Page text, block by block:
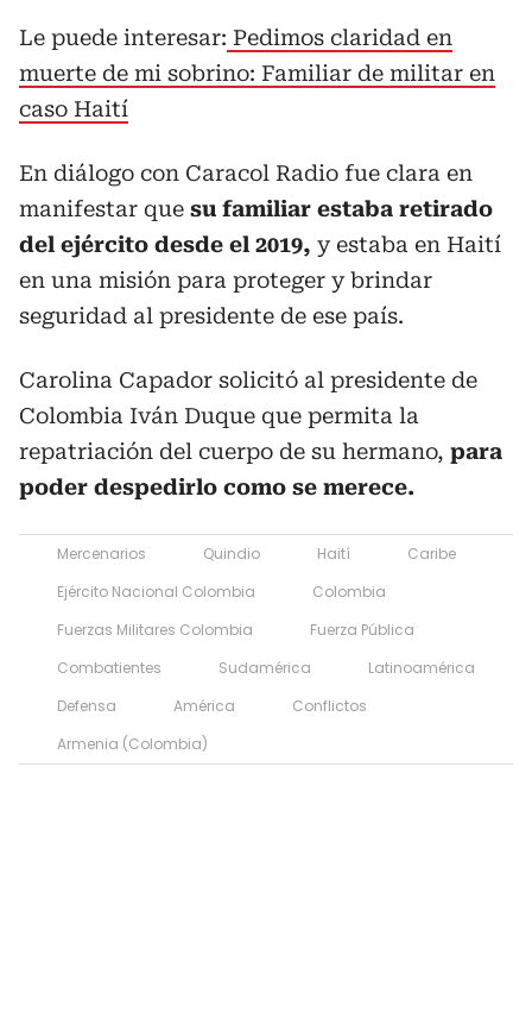
Le puede interesar: Pedimos claridad en
muerte de mi sobrino: Familiar de militar en
caso Haití
En diálogo con Caracol Radio fue clara en
manifestar que su familiar estaba retirado
del ejército desde el 2019, y estaba en Haití
en una misión para proteger y brindar
seguridad al presidente de ese país.
Carolina Capador solicitó al presidente de
Colombia Iván Duque que permita la
repatriación del cuerpo de su hermano, para
poder despedirlo como se merece.
Mercenarios Quindio Haití
Caribe
Ejército Nacional Colombia
Colombia
Fuerzas Militares Colombia
Fuerza Pública
Combatientes
Sudamérica
Latinoamérica
Defensa
América
Conflictos
Armenia (Colombia)